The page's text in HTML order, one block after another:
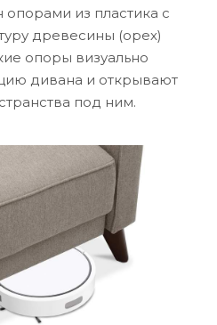
из пластика с
древесины (орех)
опоры визуально
дивана и открывают
под ним.